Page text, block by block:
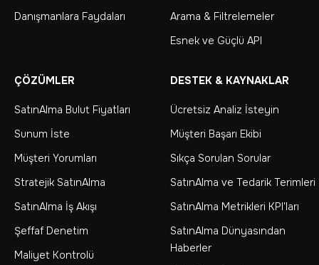
Danışmanlara Faydaları
Arama & Filtrelemeler
Esnek ve Güçlü API
ÇÖZÜMLER
SatınAlma Bulut Fiyatları
Sunum İste
Müşteri Yorumları
Stratejik SatınAlma
SatınAlma İş Akışı
Şeffaf Denetim
Maliyet Kontrolü
DESTEK & KAYNAKLAR
Ücretsiz Analiz İsteyin
Müşteri Başarı Ekibi
Sıkça Sorulan Sorular
SatınAlma ve Tedarik Terimleri
SatınAlma Metrikleri KPI'ları
SatınAlma Dünyasından
Haberler